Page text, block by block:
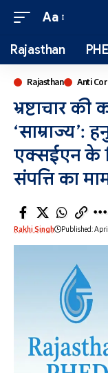
Aa
Rajasthan
Rajasthan Anti
भ्रष्टाचार
‘साम्राज्य’:
एक्सईएन के
संपत्ति का
Rakhi Singh Published: